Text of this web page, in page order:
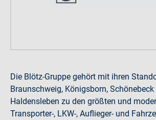
Die Blötz-Gruppe gehört mit ihren
Braunschweig, Königsborn, Schönebeck
Haldensleben zu den größten und
Transporter-, LKW-, Auflieger- und